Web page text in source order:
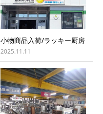
小物商品入荷/ラッキー厨房
2025.11.11